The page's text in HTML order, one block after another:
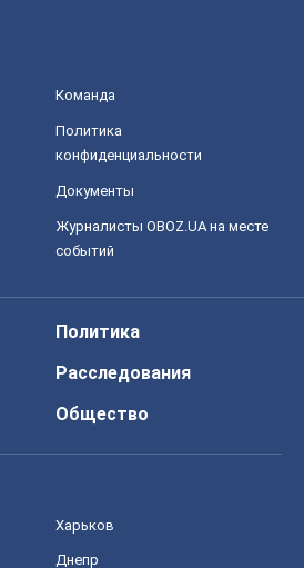
Команда
Политика
конфиденциальности
Документы
Журналисты OBOZ.UA на месте
событий
Политика
Расследования
Общество
Харьков
Днепр